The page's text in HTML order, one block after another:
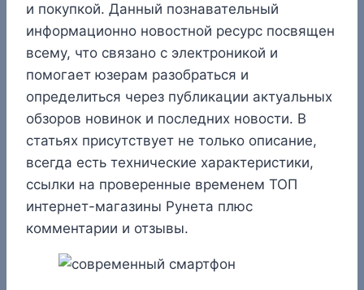
и покупкой. Данный познавательный
информационно новостной ресурс посвящен
всему, что связано с электроникой и
помогает юзерам разобраться и
определиться через публикации актуальных
обзоров новинок и последних новости. В
статьях присутствует не только описание,
всегда есть технические характеристики,
ссылки на проверенные временем ТОП
интернет-магазины Рунета плюс
комментарии и отзывы.